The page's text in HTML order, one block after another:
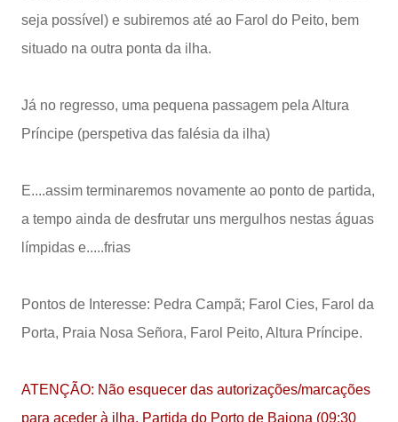
seja possível) e subiremos até ao Farol do Peito, bem
situado na outra ponta da ilha.
Já no regresso, uma pequena passagem pela Altura
Príncipe (perspetiva das falésia da ilha)
E....assim terminaremos novamente ao ponto de partida,
a tempo ainda de desfrutar uns mergulhos nestas águas
límpidas e.....frias
Pontos de Interesse: Pedra Campã; Farol Cies, Farol da
Porta, Praia Nosa Señora, Farol Peito, Altura Príncipe.
ATENÇÃO: Não esquecer das autorizações/marcações
para aceder à ilha, Partida do Porto de Baiona (09:30